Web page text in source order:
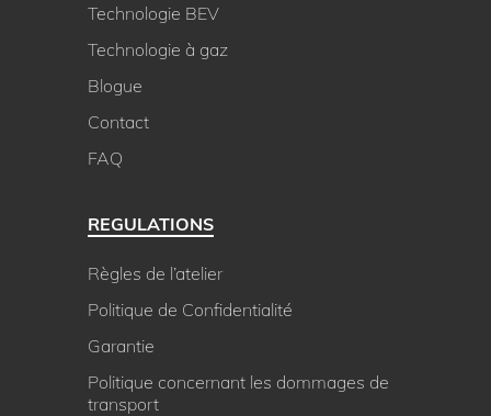
Technologie BEV
Technologie à gaz
Blogue
Contact
FAQ
REGULATIONS
Règles de l’atelier
Politique de Confidentialité
Garantie
Politique concernant les dommages de
transport